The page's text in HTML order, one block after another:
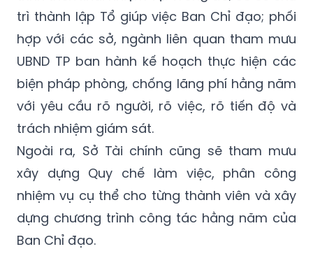
trì thành lập Tổ giúp việc Ban Chỉ đạo; phối
hợp với các sở, ngành liên quan tham mưu
UBND TP ban hành kế hoạch thực hiện các
biện pháp phòng, chống lãng phí hằng năm
với yêu cầu rõ người, rõ việc, rõ tiến độ và
trách nhiệm giám sát.
Ngoài ra, Sở Tài chính cũng sẽ tham mưu
xây dựng Quy chế làm việc, phân công
nhiệm vụ cụ thể cho từng thành viên và xây
dựng chương trình công tác hằng năm của
Ban Chỉ đạo.